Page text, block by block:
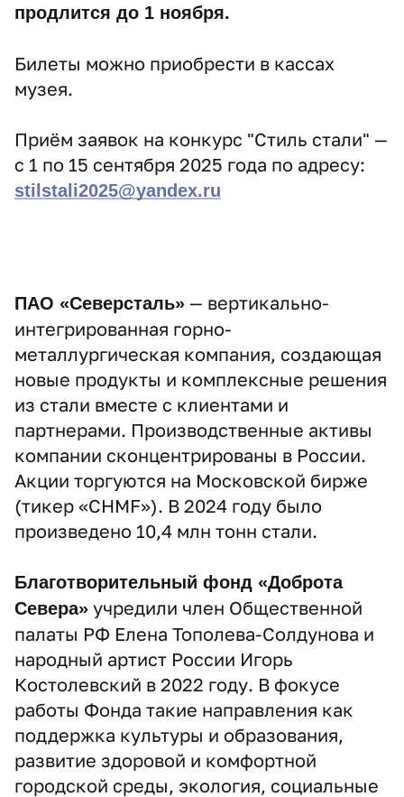
продлится до 1 ноября.
Билеты можно приобрести в кассах
музея.
Приём заявок на конкурс "Стиль стали" —
с 1 по 15 сентября 2025 года по адресу:
stilstali2025@yandex.ru
ПАО «Северсталь» — вертикально-
интегрированная горно-
металлургическая компания, создающая
новые продукты и комплексные решения
из стали вместе с клиентами и
партнерами. Производственные активы
компании сконцентрированы в России.
Акции торгуются на Московской бирже
(тикер «CHMF»). В 2024 году было
произведено 10,4 млн тонн стали.
Благотворительный фонд «Доброта
Севера» учредили член Общественной
палаты РФ Елена Тополева-Солдунова и
народный артист России Игорь
Костолевский в 2022 году. В фокусе
работы Фонда такие направления как
поддержка культуры и образования,
развитие здоровой и комфортной
городской среды, экология, социальные